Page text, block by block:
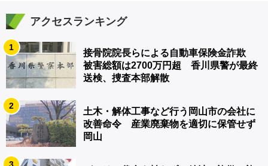
アクセスランキング
1
接骨院院長らによる自動車保険金詐欺
被害総額は2700万円超 香川県警が最終
送検、捜査本部解散
2
土木・解体工事など行う岡山市の会社に
改善命令 産業廃棄物を適切に保管せず
岡山